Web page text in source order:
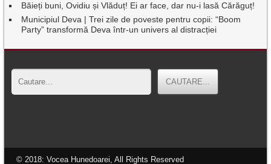
Băieți buni, Ovidiu și Vlăduț! Ei ar face, dar nu-i lasă Cărăguț!
Municipiul Deva | Trei zile de poveste pentru copii: “Boom
Party” transformă Deva într-un univers al distracției
© 2018: Vocea Hunedoarei, All Rights Reserved